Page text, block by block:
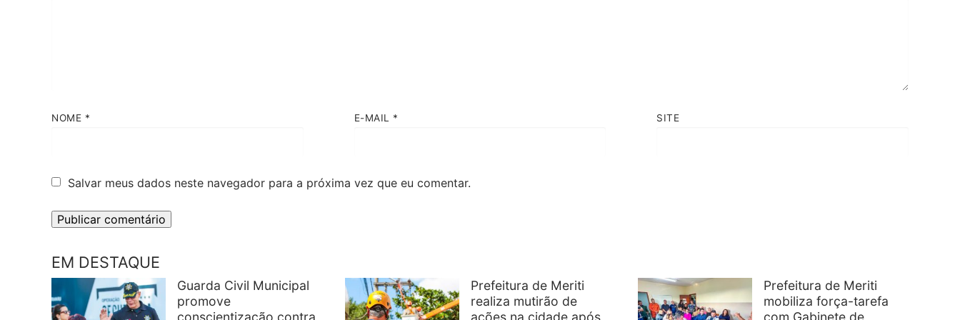
NOME * E-MAIL * SITE
Salvar meus dados neste navegador para a próxima vez que eu comentar.
EM DESTAQUE
Guarda Civil Municipal
promove
Prefeitura de Meriti
realiza mutirão de
Prefeitura de Meriti
mobiliza força-tarefa